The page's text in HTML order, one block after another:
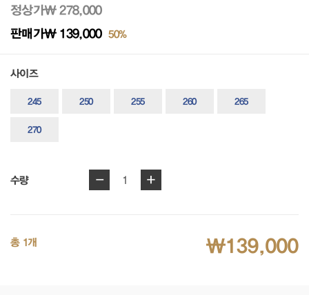
정상가₩ 278,000
판매가₩ 139,000 50%
사이즈
245 250 255 260 265
270
수량 - 1 +
총 1개 ₩139,000